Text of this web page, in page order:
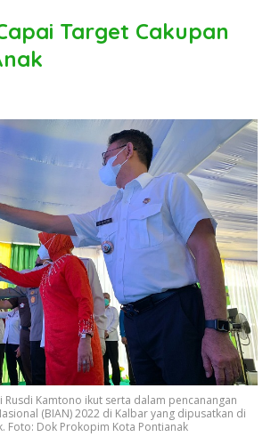
Target Cakupan
Rusdi Kamtono ikut serta dalam pencanangan
(BIAN) 2022 di Kalbar yang dipusatkan di
Foto: Dok Prokopim Kota Pontianak